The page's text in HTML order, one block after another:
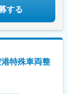
する
特殊車両整